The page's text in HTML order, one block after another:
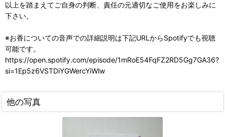
以上を踏まえてご自身の判断、責任の元適切なご使用をお楽しみに
下さい。
※お香についての音声での詳細説明は下記URLからSpotifyでも視聴
可能です。
https://open.spotify.com/episode/1mRoE54FqFZ2RD5Gg7GA36?
si=1Ep5z6VSTDiYGWercYiWlw
他の写真